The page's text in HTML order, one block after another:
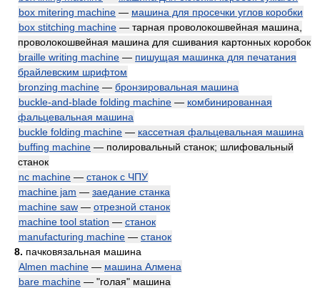
box mitering machine — машина для просечки углов коробки
box stitching machine — тарная проволокошвейная машина,
проволокошвейная машина для сшивания картонных коробок
braille writing machine — пишущая машинка для печатания
брайлевским шрифтом
bronzing machine — бронзировальная машина
buckle-and-blade folding machine — комбинированная
фальцевальная машина
buckle folding machine — кассетная фальцевальная машина
buffing machine — полировальный станок; шлифовальный
станок
nc machine — станок с ЧПУ
machine jam — заедание станка
machine saw — отрезной станок
machine tool station — станок
manufacturing machine — станок
8. пачковязальная машина
Almen machine — машина Алмена
bare machine — "голая" машина